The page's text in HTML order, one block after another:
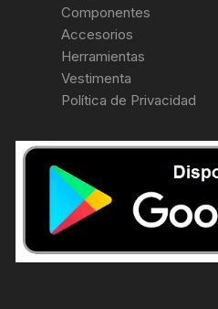
Componentes
Accesorios
Herramientas
Vestimenta
Política de Privacidad